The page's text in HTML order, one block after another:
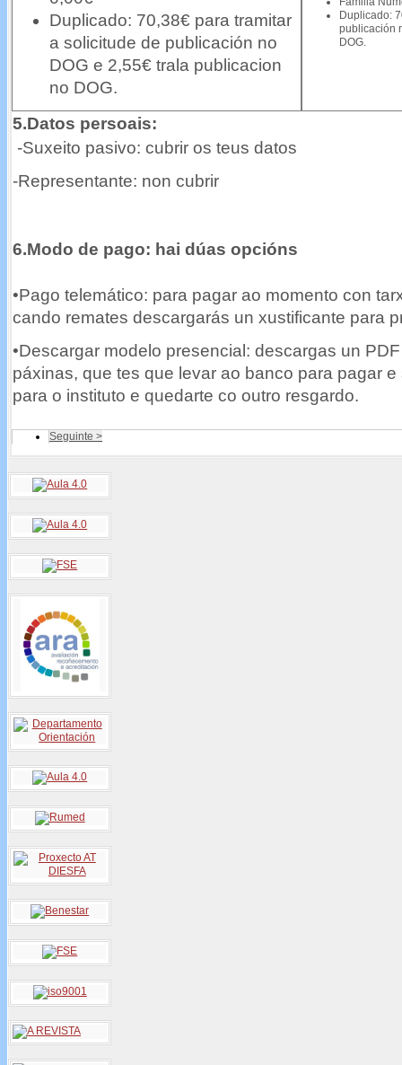
Duplicado: 70,38€ para tramitar
a solicitude de publicación no
DOG e 2,55€ trala publicacion
no DOG.
Duplicado:
publicación
DOG.
5.Datos persoais:
-Suxeito pasivo: cubrir os teus datos
-Representante: non cubrir
6.Modo de pago: hai dúas opcións
•Pago telemático: para pagar ao momento con
cando remates descargarás un xustificante para
•Descargar modelo presencial: descargas un
páxinas, que tes que levar ao banco para pagar
para o instituto e quedarte co outro resgardo.
Seguinte >